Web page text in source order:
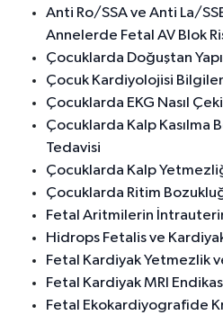
Anti Ro/SSA ve Anti La/
Annelerde Fetal AV Blok
Çocuklarda Doğuştan
Çocuk Kardiyolojisi
Çocuklarda EKG Nasıl
Çocuklarda Kalp Kasılma
Tedavisi
Çocuklarda Kalp
Çocuklarda Ritim
Fetal Aritmilerin
Hidrops Fetalis ve
Fetal Kardiyak Yetmezlik
Fetal Kardiyak MRI
Fetal Ekokardiyografide